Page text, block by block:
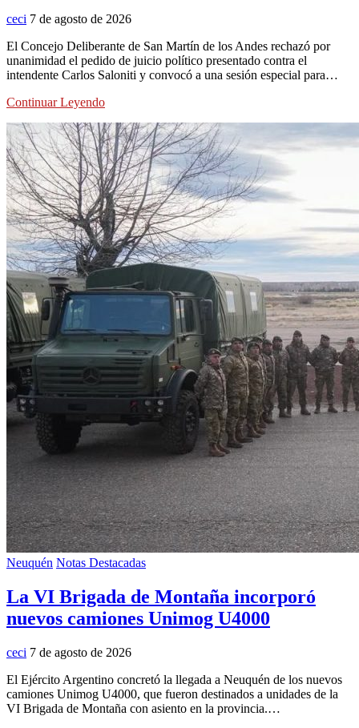
ceci 7 de agosto de 2026
El Concejo Deliberante de San Martín de los Andes rechazó por
unanimidad el pedido de juicio político presentado contra el
intendente Carlos Saloniti y convocó a una sesión especial para…
Continuar Leyendo
Neuquén Notas Destacadas
La VI Brigada de Montaña incorporó
nuevos camiones Unimog U4000
ceci 7 de agosto de 2026
El Ejército Argentino concretó la llegada a Neuquén de los nuevos
camiones Unimog U4000, que fueron destinados a unidades de la
VI Brigada de Montaña con asiento en la provincia.…